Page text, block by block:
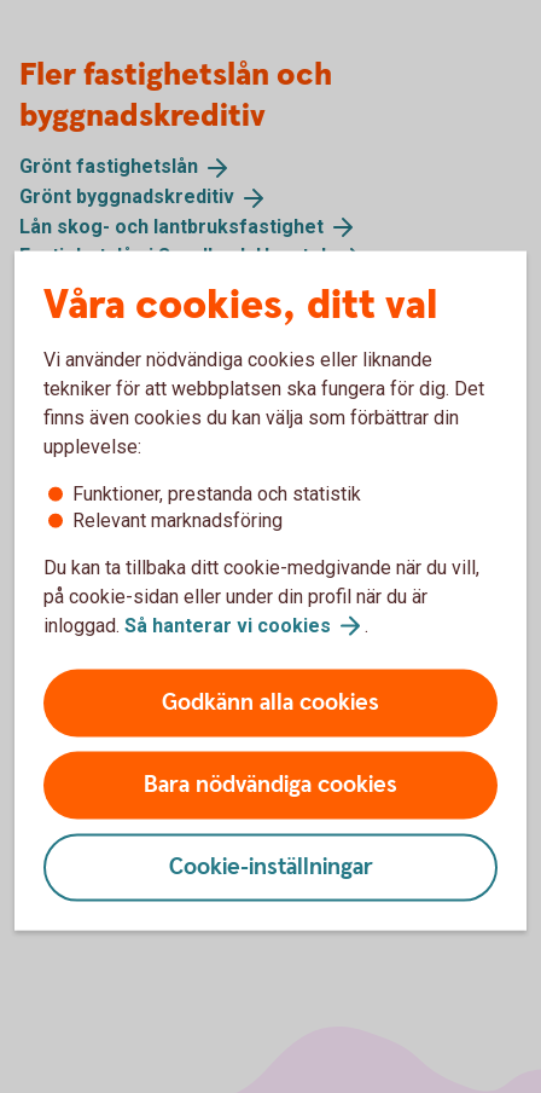
Fler fastighetslån och
byggnadskreditiv
Grönt fastighetslån
Grönt byggnadskreditiv
Lån skog- och lantbruksfastighet
Fastighetslån i SwedbankHypotek
Skaffa byggnadskreditiv
Nu kan du som företagare påbörja en ansökan om lån
i din internetbank eller app.
Ansök ombyggnadskreditiv
Ansök
online
Våra cookies, ditt val
Vi använder nödvändiga cookies eller liknande
tekniker för att webbplatsen ska fungera för dig. Det
finns även cookies du kan välja som förbättrar din
upplevelse:
Funktioner, prestanda och statistik
Relevant marknadsföring
Du kan ta tillbaka ditt cookie-medgivande när du vill,
på cookie-sidan eller under din profil när du är
inloggad. Så hanterar vi cookies .
Godkänn alla cookies
Bara nödvändiga cookies
Cookie-inställningar